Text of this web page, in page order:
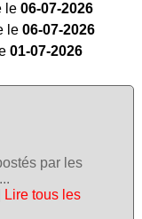
le 06-07-2026
le 06-07-2026
01-07-2026
par les
Lire tous les